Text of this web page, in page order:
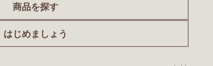
商品を探す
はじめましょう